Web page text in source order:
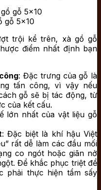
gỗ 5×10
trội kể trên, xà gồ gỗ
điểm nhất định bạn
: Đặc trưng của gỗ là
tấn công, vì vậy nếu
gỗ sẽ bị tác động, từ
của kết cấu.
lớn nhất của vật liệu gỗ
: Đặc biệt là khí hậu Việt
rất dễ làm các đầu mối
co ngót hoặc giãn nở
Để khắc phục triệt để
phải thực hiện tẩm sấy